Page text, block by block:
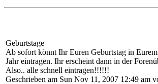
Geburtstage
Ab sofort könnt Ihr Euren Geburtstag in
Jahr eintragen. Ihr erscheint dann in der
Also.. alle schnell eintragen!!!!!!
Geschrieben am Sun Nov 11, 2007 12:49 am